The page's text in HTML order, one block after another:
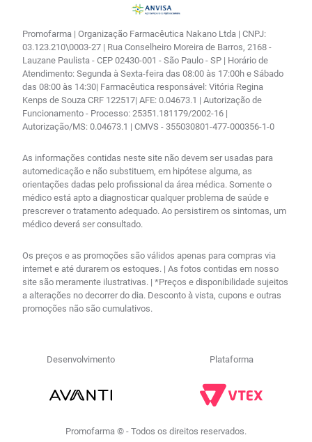
Promofarma | Organização Farmacêutica Nakano Ltda | CNPJ:
03.123.210\0003-27 | Rua Conselheiro Moreira de Barros, 2168 -
Lauzane Paulista - CEP 02430-001 - São Paulo - SP | Horário de
Atendimento: Segunda à Sexta-feira das 08:00 às 17:00h e Sábado
das 08:00 às 14:30| Farmacêutica responsável: Vitória Regina
Kenps de Souza CRF 122517| AFE: 0.04673.1 | Autorização de
Funcionamento - Processo: 25351.181179/2002-16 |
Autorização/MS: 0.04673.1 | CMVS - 355030801-477-000356-1-0
As informações contidas neste site não devem ser usadas para
automedicação e não substituem, em hipótese alguma, as
orientações dadas pelo profissional da área médica. Somente o
médico está apto a diagnosticar qualquer problema de saúde e
prescrever o tratamento adequado. Ao persistirem os sintomas, um
médico deverá ser consultado.
Os preços e as promoções são válidos apenas para compras via
internet e até durarem os estoques. | As fotos contidas em nosso
site são meramente ilustrativas. | *Preços e disponibilidade sujeitos
a alterações no decorrer do dia. Desconto à vista, cupons e outras
promoções não são cumulativos.
Desenvolvimento Plataforma
Promofarma © - Todos os direitos reservados.